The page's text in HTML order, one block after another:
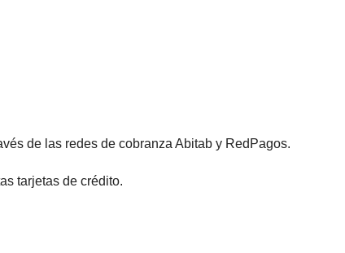
de las redes de cobranza Abitab y RedPagos.
tarjetas de crédito.